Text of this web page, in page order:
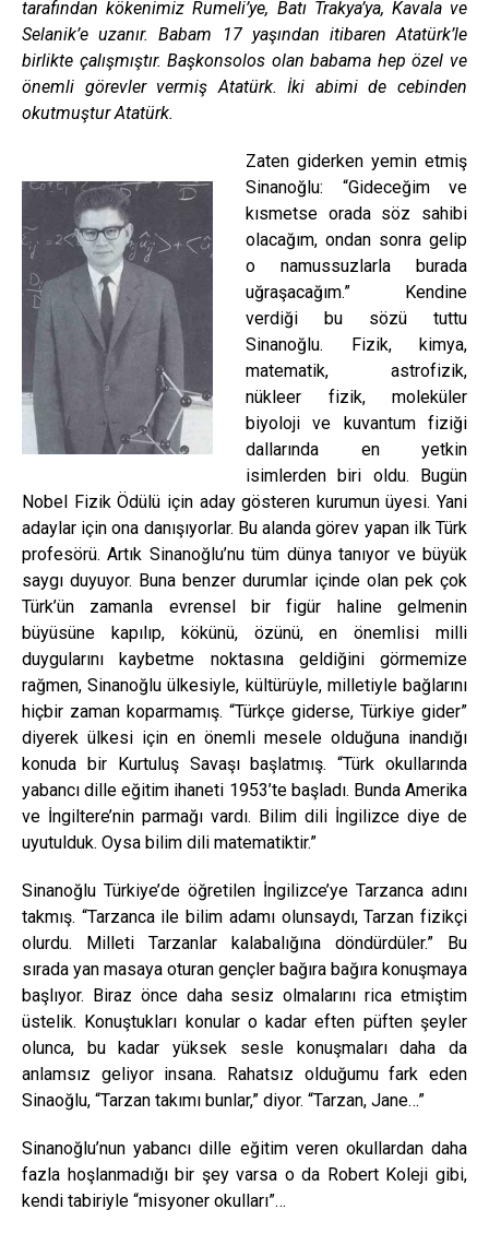
tarafından kökenimiz Rumeli’ye, Batı Trakya’ya, Kavala ve
Selanik’e uzanır. Babam 17 yaşından itibaren Atatürk’le
birlikte çalışmıştır. Başkonsolos olan babama hep özel ve
önemli görevler vermiş Atatürk. İki abimi de cebinden
okutmuştur Atatürk.
Zaten giderken yemin etmiş
Sinanoğlu: “Gideceğim ve
kısmetse orada söz sahibi
olacağım, ondan sonra gelip
o namussuzlarla burada
uğraşacağım.” Kendine
verdiği bu sözü tuttu
Sinanoğlu. Fizik, kimya,
matematik, astrofizik,
nükleer fizik, moleküler
biyoloji ve kuvantum fiziği
dallarında en yetkin
isimlerden biri oldu. Bugün
Nobel Fizik Ödülü için aday gösteren kurumun üyesi. Yani
adaylar için ona danışıyorlar. Bu alanda görev yapan ilk Türk
profesörü. Artık Sinanoğlu’nu tüm dünya tanıyor ve büyük
saygı duyuyor. Buna benzer durumlar içinde olan pek çok
Türk’ün zamanla evrensel bir figür haline gelmenin
büyüsüne kapılıp, kökünü, özünü, en önemlisi milli
duygularını kaybetme noktasına geldiğini görmemize
rağmen, Sinanoğlu ülkesiyle, kültürüyle, milletiyle bağlarını
hiçbir zaman koparmamış. “Türkçe giderse, Türkiye gider”
diyerek ülkesi için en önemli mesele olduğuna inandığı
konuda bir Kurtuluş Savaşı başlatmış. “Türk okullarında
yabancı dille eğitim ihaneti 1953’te başladı. Bunda Amerika
ve İngiltere’nin parmağı vardı. Bilim dili İngilizce diye de
uyutulduk. Oysa bilim dili matematiktir.”
Sinanoğlu Türkiye’de öğretilen İngilizce’ye Tarzanca adını
takmış. “Tarzanca ile bilim adamı olunsaydı, Tarzan fizikçi
olurdu. Milleti Tarzanlar kalabalığına döndürdüler.” Bu
sırada yan masaya oturan gençler bağıra bağıra konuşmaya
başlıyor. Biraz önce daha sesiz olmalarını rica etmiştim
üstelik. Konuştukları konular o kadar eften püften şeyler
olunca, bu kadar yüksek sesle konuşmaları daha da
anlamsız geliyor insana. Rahatsız olduğumu fark eden
Sinaoğlu, “Tarzan takımı bunlar,” diyor. “Tarzan, Jane…”
Sinanoğlu’nun yabancı dille eğitim veren okullardan daha
fazla hoşlanmadığı bir şey varsa o da Robert Koleji gibi,
kendi tabiriyle “misyoner okulları”…